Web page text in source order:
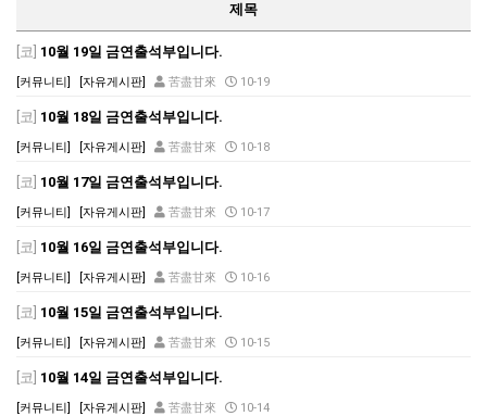
제목
[코] 10월 19일 금연출석부입니다.
[커뮤니티] [자유게시판] 苦盡甘來 10-19
[코] 10월 18일 금연출석부입니다.
[커뮤니티] [자유게시판] 苦盡甘來 10-18
[코] 10월 17일 금연출석부입니다.
[커뮤니티] [자유게시판] 苦盡甘來 10-17
[코] 10월 16일 금연출석부입니다.
[커뮤니티] [자유게시판] 苦盡甘來 10-16
[코] 10월 15일 금연출석부입니다.
[커뮤니티] [자유게시판] 苦盡甘來 10-15
[코] 10월 14일 금연출석부입니다.
[커뮤니티] [자유게시판] 苦盡甘來 10-14